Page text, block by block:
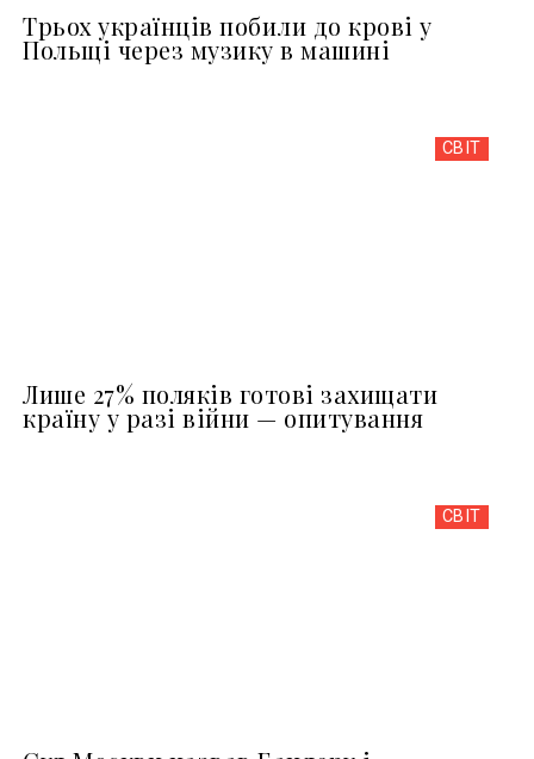
Трьох українців побили до крові у
Польщі через музику в машині
СВІТ
Лише 27% поляків готові захищати
країну у разі війни — опитування
СВІТ